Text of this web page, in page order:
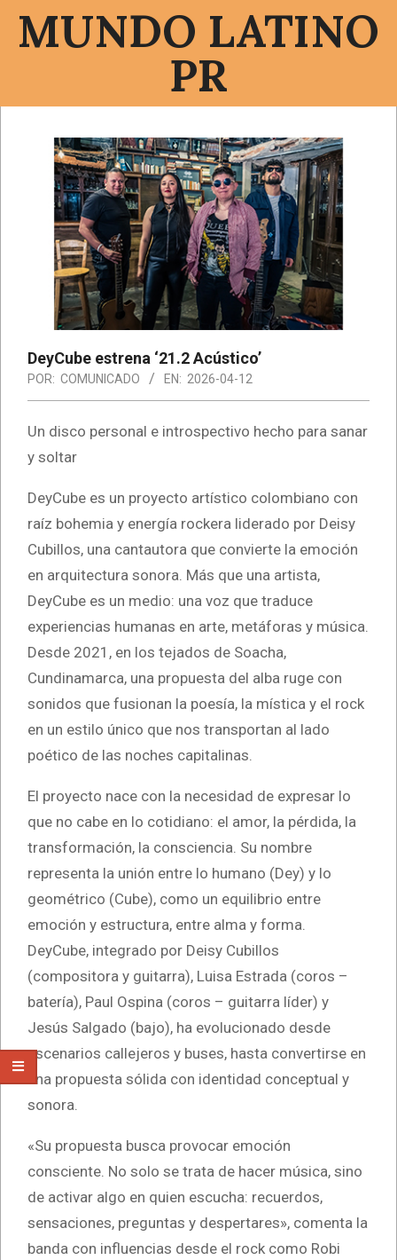
MUNDO LATINO
PR
navegación
DeyCube estrena ‘21.2 Acústico’
POR: COMUNICADO EN: 2026-04-12
Un disco personal e introspectivo hecho para sanar
y soltar
DeyCube es un proyecto artístico colombiano con
raíz bohemia y energía rockera liderado por Deisy
Cubillos, una cantautora que convierte la emoción
en arquitectura sonora. Más que una artista,
DeyCube es un medio: una voz que traduce
experiencias humanas en arte, metáforas y música.
Desde 2021, en los tejados de Soacha,
Cundinamarca, una propuesta del alba ruge con
sonidos que fusionan la poesía, la mística y el rock
en un estilo único que nos transportan al lado
poético de las noches capitalinas.
El proyecto nace con la necesidad de expresar lo
que no cabe en lo cotidiano: el amor, la pérdida, la
transformación, la consciencia. Su nombre
representa la unión entre lo humano (Dey) y lo
geométrico (Cube), como un equilibrio entre
emoción y estructura, entre alma y forma.
DeyCube, integrado por Deisy Cubillos
(compositora y guitarra), Luisa Estrada (coros –
batería), Paul Ospina (coros – guitarra líder) y
Jesús Salgado (bajo), ha evolucionado desde
escenarios callejeros y buses, hasta convertirse en
una propuesta sólida con identidad conceptual y
sonora.
«Su propuesta busca provocar emoción
consciente. No solo se trata de hacer música, sino
de activar algo en quien escucha: recuerdos,
sensaciones, preguntas y despertares», comenta la
banda con influencias desde el rock como Robi